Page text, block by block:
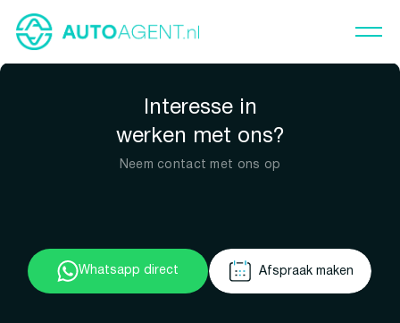
Interesse in
werken met ons?
Neem contact met ons op
Whatsapp direct Afspraak maken